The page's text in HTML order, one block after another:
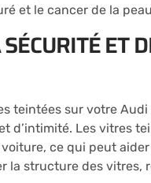
et le cancer de la
ET
teintées sur votre
d’intimité. Les vitres
ce qui peut
la structure des vitres,